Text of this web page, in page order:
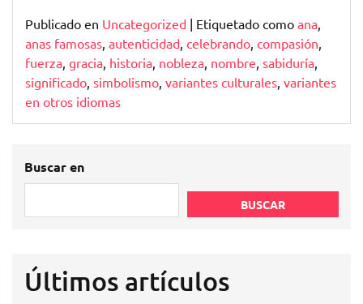
Publicado en Uncategorized | Etiquetado como ana,
anas famosas, autenticidad, celebrando, compasión,
fuerza, gracia, historia, nobleza, nombre, sabiduría,
significado, simbolismo, variantes culturales, variantes
en otros idiomas
Buscar en
BUSCAR
Últimos artículos